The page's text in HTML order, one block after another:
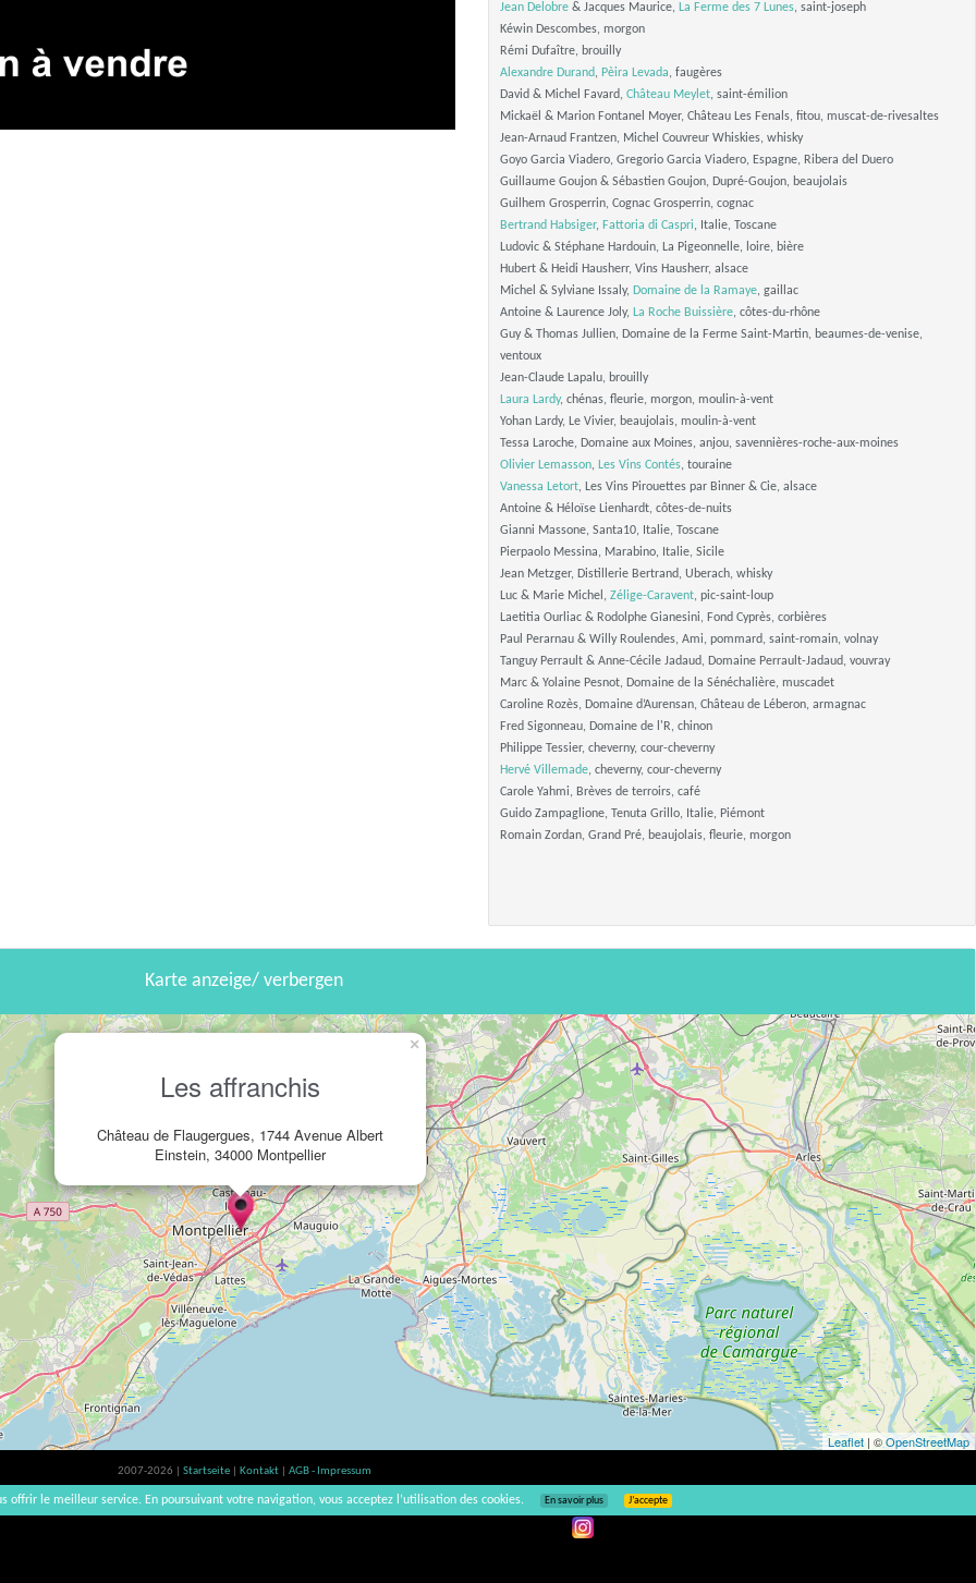
Jean Delobre & Jacques Maurice, La Ferme des 7 Lunes, saint-joseph
Kéwin Descombes, morgon
Rémi Dufaître, brouilly
Alexandre Durand, Pèira Levada, faugères
David & Michel Favard, Château Meylet, saint-émilion
Mickaël & Marion Fontanel Moyer, Château Les Fenals, fitou, muscat-de-rivesaltes
Jean-Arnaud Frantzen, Michel Couvreur Whiskies, whisky
Goyo Garcia Viadero, Gregorio Garcia Viadero, Espagne, Ribera del Duero
Guillaume Goujon & Sébastien Goujon, Dupré-Goujon, beaujolais
Guilhem Grosperrin, Cognac Grosperrin, cognac
Bertrand Habsiger, Fattoria di Caspri, Italie, Toscane
Ludovic & Stéphane Hardouin, La Pigeonnelle, loire, bière
Hubert & Heidi Hausherr, Vins Hausherr, alsace
Michel & Sylviane Issaly, Domaine de la Ramaye, gaillac
Antoine & Laurence Joly, La Roche Buissière, côtes-du-rhône
Guy & Thomas Jullien, Domaine de la Ferme Saint-Martin, beaumes-de-venise,
ventoux
Jean-Claude Lapalu, brouilly
Laura Lardy, chénas, fleurie, morgon, moulin-à-vent
Yohan Lardy, Le Vivier, beaujolais, moulin-à-vent
Tessa Laroche, Domaine aux Moines, anjou, savennières-roche-aux-moines
Olivier Lemasson, Les Vins Contés, touraine
Vanessa Letort, Les Vins Pirouettes par Binner & Cie, alsace
Antoine & Héloïse Lienhardt, côtes-de-nuits
Gianni Massone, Santa10, Italie, Toscane
Pierpaolo Messina, Marabino, Italie, Sicile
Jean Metzger, Distillerie Bertrand, Uberach, whisky
Luc & Marie Michel, Zélige-Caravent, pic-saint-loup
Laetitia Ourliac & Rodolphe Gianesini, Fond Cyprès, corbières
Paul Perarnau & Willy Roulendes, Ami, pommard, saint-romain, volnay
Tanguy Perrault & Anne-Cécile Jadaud, Domaine Perrault-Jadaud, vouvray
Marc & Yolaine Pesnot, Domaine de la Sénéchalière, muscadet
Caroline Rozès, Domaine d’Aurensan, Château de Léberon, armagnac
Fred Sigonneau, Domaine de l'R, chinon
Philippe Tessier, cheverny, cour-cheverny
Hervé Villemade, cheverny, cour-cheverny
Carole Yahmi, Brèves de terroirs, café
Guido Zampaglione, Tenuta Grillo, Italie, Piémont
Romain Zordan, Grand Pré, beaujolais, fleurie, morgon
Karte anzeige/ verbergen
Les affranchis
Château de Flaugergues, 1744 Avenue Albert
Einstein, 34000 Montpellier
×
Leaflet| ©OpenStreetMap
2007-2026 | Startseite Kontakt
AGB - Impressum
Verzehr von Alkohol ist gesundheitsschädlich, Verzehr in Maßen empfohlen | vinsnaturels | v3.12
offrir le meilleur service. En poursuivant votre navigation, vous acceptez l’utilisation des cookies. En savoir plus J’accepte